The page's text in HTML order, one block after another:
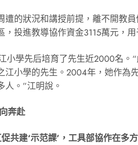
遭的狀況和講授前提，離不開教
，投進教導協作資金3115萬元，
小學先后培育了先生近2000名。
江小學的先生。2004年，她作為
人。”江明說。
奔赴
共建‘示范課’，工具部協作在多